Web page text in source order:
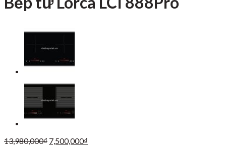
13,980,000₫ Giá
7,500,000₫